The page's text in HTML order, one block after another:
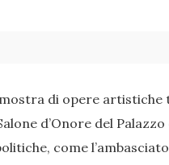
di opere artistiche
d’Onore del
come